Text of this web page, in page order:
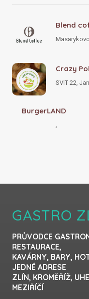
Blend
Crazy
SVIT 22,
BurgerLAND
,
GASTRO
PRŮVODCE
RESTAURACE,
KAVÁRNY, BARY,
JEDNÉ ADRESE
ZLÍN, KROMĚŘÍŽ,
MEZIŘÍČÍ